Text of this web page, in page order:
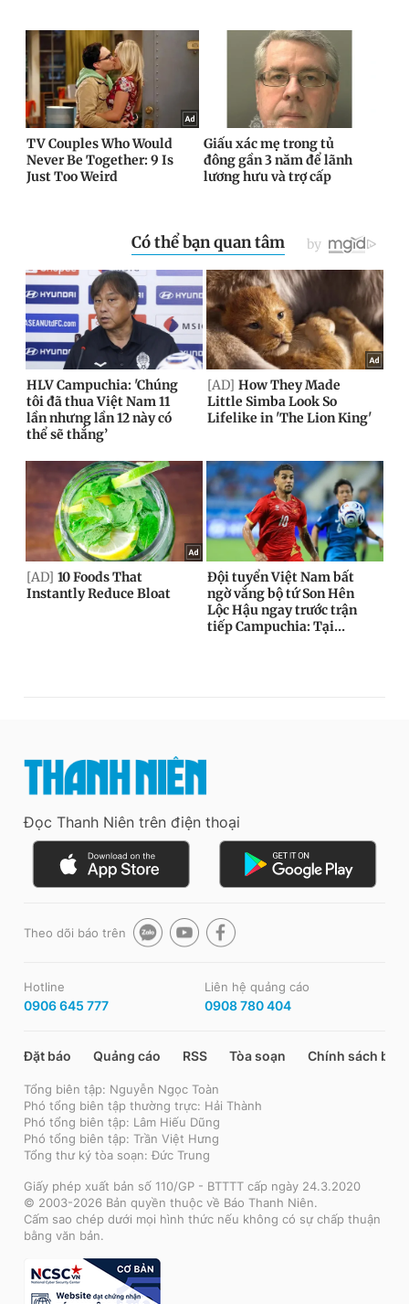
Đọc Thanh Niên trên điện thoại
Theo dõi báo trên
Hotline
0906 645 777
Liên hệ quảng cáo
0908 780 404
Đặt báo Quảng cáo RSS Tòa soạn Chính sách bảo
Tổng biên tập: Nguyễn Ngọc Toàn
Phó tổng biên tập thường trực: Hải Thành
Phó tổng biên tập: Lâm Hiếu Dũng
Phó tổng biên tập: Trần Việt Hưng
Tổng thư ký tòa soạn: Đức Trung
Giấy phép xuất bản số 110/GP - BTTTT cấp ngày 24.3.2020
© 2003-2026 Bản quyền thuộc về Báo Thanh Niên.
Cấm sao chép dưới mọi hình thức nếu không có sự chấp thuận
bằng văn bản.